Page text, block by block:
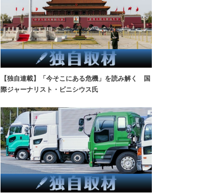
【独自連載】「今そこにある危機」を読み解く 国
際ジャーナリスト・ビニシウス氏